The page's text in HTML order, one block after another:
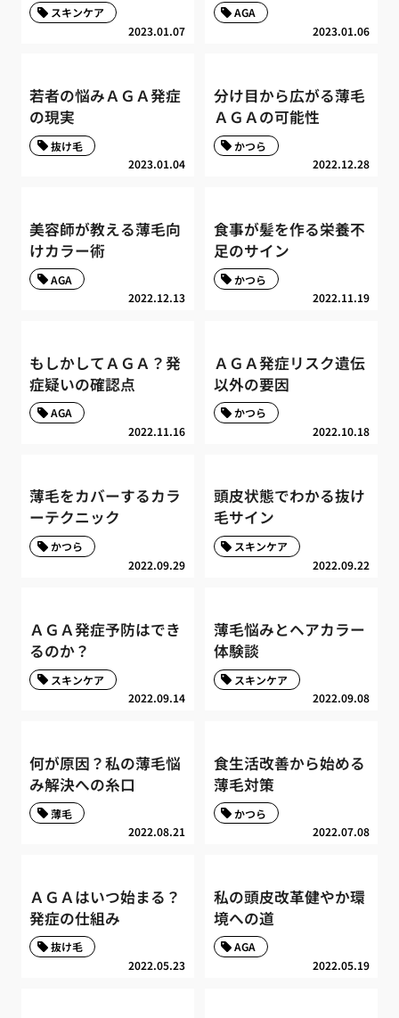
2023.01.07
スキンケア
2023.01.06
AGA
若者の悩みＡＧＡ発症
の現実
2023.01.04
抜け毛
分け目から広がる薄毛
ＡＧＡの可能性
2022.12.28
かつら
美容師が教える薄毛向
けカラー術
2022.12.13
AGA
食事が髪を作る栄養不
足のサイン
2022.11.19
かつら
もしかしてＡＧＡ？発
症疑いの確認点
2022.11.16
AGA
ＡＧＡ発症リスク遺伝
以外の要因
2022.10.18
かつら
薄毛をカバーするカラ
ーテクニック
2022.09.29
かつら
頭皮状態でわかる抜け
毛サイン
2022.09.22
スキンケア
ＡＧＡ発症予防はでき
るのか？
2022.09.14
スキンケア
薄毛悩みとヘアカラー
体験談
2022.09.08
スキンケア
何が原因？私の薄毛悩
み解決への糸口
2022.08.21
薄毛
食生活改善から始める
薄毛対策
2022.07.08
かつら
ＡＧＡはいつ始まる？
発症の仕組み
2022.05.23
抜け毛
私の頭皮改革健やか環
境への道
2022.05.19
AGA